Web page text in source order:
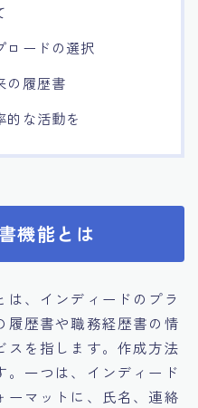
ロードの選択
の履歴書
的な活動を
機能とは
は、インディードのプラ
履歴書や職務経歴書の情
スを指します。作成方法
。一つは、インディード
ーマットに、氏名、連絡